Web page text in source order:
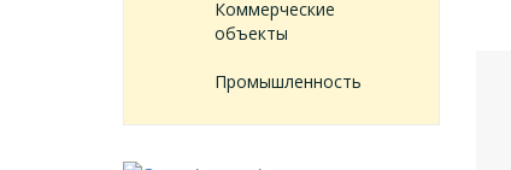
Коммерческие
объекты
Промышленность